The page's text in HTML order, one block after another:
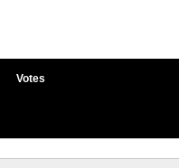
Votes